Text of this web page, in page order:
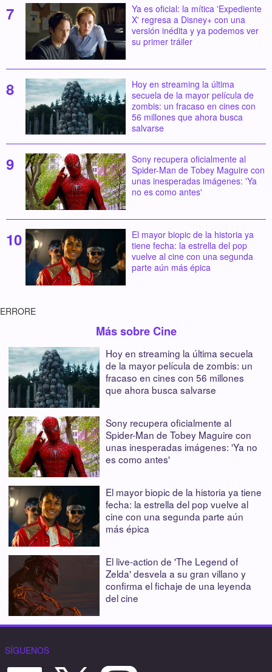
Ya es oficial: la mítica 'Expediente
X' regresa a Disney+ con una
versión inédita y ya podemos ver
su primer tráiler
Hoy en streaming la última
secuela de la mayor película de
zombis: un fracaso en cines con
56 millones que ahora busca
salvarse
Sony recupera oficialmente al
Spider-Man de Tobey Maguire con
unas inesperadas imágenes: 'Ya
no es como antes'
El mayor biopic de la historia ya
tiene fecha: la estrella del pop
vuelve al cine con una segunda
parte aún más épica
ERRORE
Más sobre Cine
Hoy en streaming la última secuela
de la mayor película de zombis: un
fracaso en cines con 56 millones
que ahora busca salvarse
Sony recupera oficialmente al
Spider-Man de Tobey Maguire con
unas inesperadas imágenes: 'Ya no
es como antes'
El mayor biopic de la historia ya tiene
fecha: la estrella del pop vuelve al
cine con una segunda parte aún
más épica
El live-action de 'The Legend of
Zelda' desvela a su gran villano y
confirma el fichaje de una leyenda
del cine
SÍGUENOS